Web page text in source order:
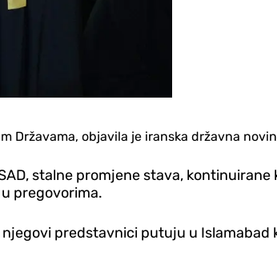
objavila je iranska državna
stalne promjene stava,
pregovorima.
predstavnici putuju u